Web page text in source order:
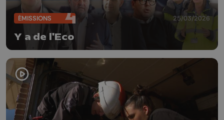
ÉMISSIONS 25/03/2026
Y a de l'Eco